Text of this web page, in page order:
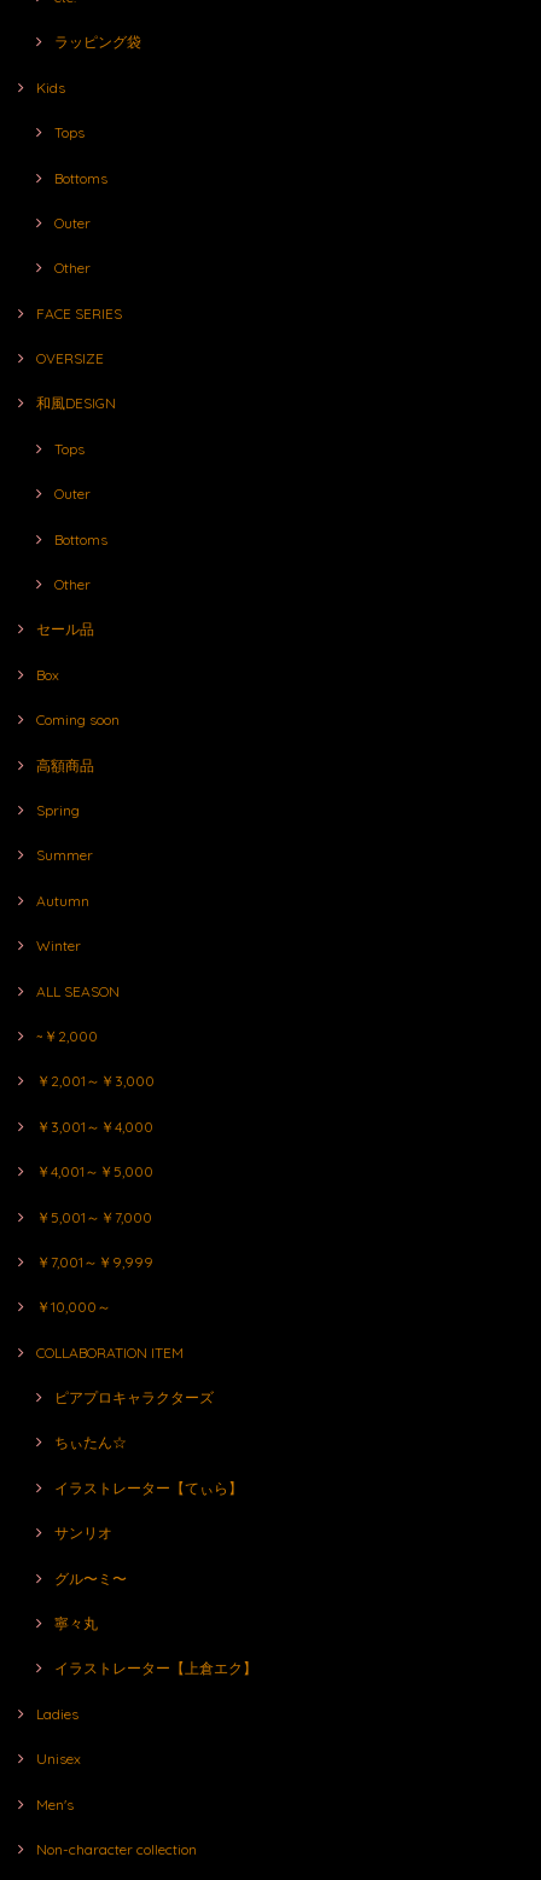
ラッピング袋
Kids
Tops
Bottoms
Outer
Other
FACE SERIES
OVERSIZE
和風DESIGN
Tops
Outer
Bottoms
Other
セール品
Box
Coming soon
高額商品
Spring
Summer
Autumn
Winter
ALL SEASON
~￥2,000
￥2,001～￥3,000
￥3,001～￥4,000
￥4,001～￥5,000
￥5,001～￥7,000
￥7,001～￥9,999
￥10,000～
COLLABORATION ITEM
ピアプロキャラクターズ
ちぃたん☆
イラストレーター【てぃら】
サンリオ
グル〜ミ〜
寧々丸
イラストレーター【上倉エク】
Ladies
Unisex
Men's
Non-character collection